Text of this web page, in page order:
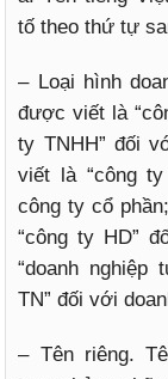
tố theo thứ tự
– Loại hình
được viết là
ty TNHH” đối
viết là “công
công ty cổ
“công ty HD”
“doanh nghiệp
TN” đối với
– Tên riêng.